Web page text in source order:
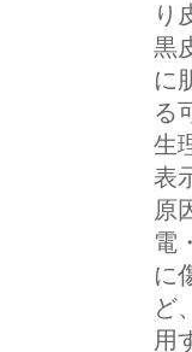
り
黒
に
る
生
表
原
電
に
ど
用